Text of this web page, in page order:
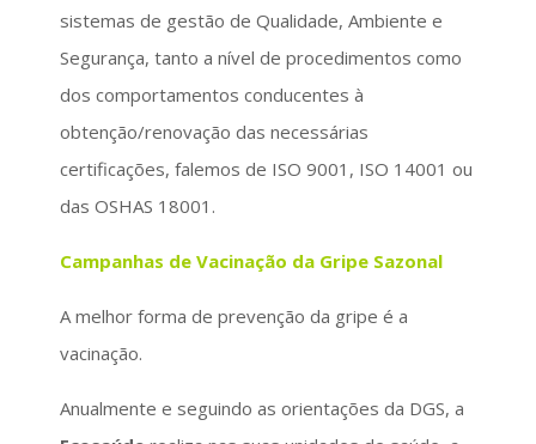
sistemas de gestão de Qualidade, Ambiente e
Segurança, tanto a nível de procedimentos como
dos comportamentos conducentes à
obtenção/renovação das necessárias
certificações, falemos de ISO 9001, ISO 14001 ou
das OSHAS 18001.
Campanhas de Vacinação da Gripe Sazonal
A melhor forma de prevenção da gripe é a
vacinação.
Anualmente e seguindo as orientações da DGS, a